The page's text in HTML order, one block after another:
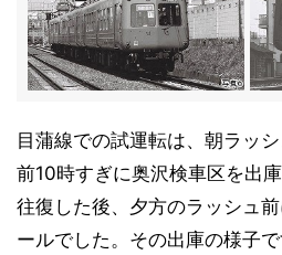
目蒲線での試運転は、朝ラッ
前10時すぎに奥沢検車区を出
往復した後、夕方のラッシュ
ールでした。その出庫の様子で